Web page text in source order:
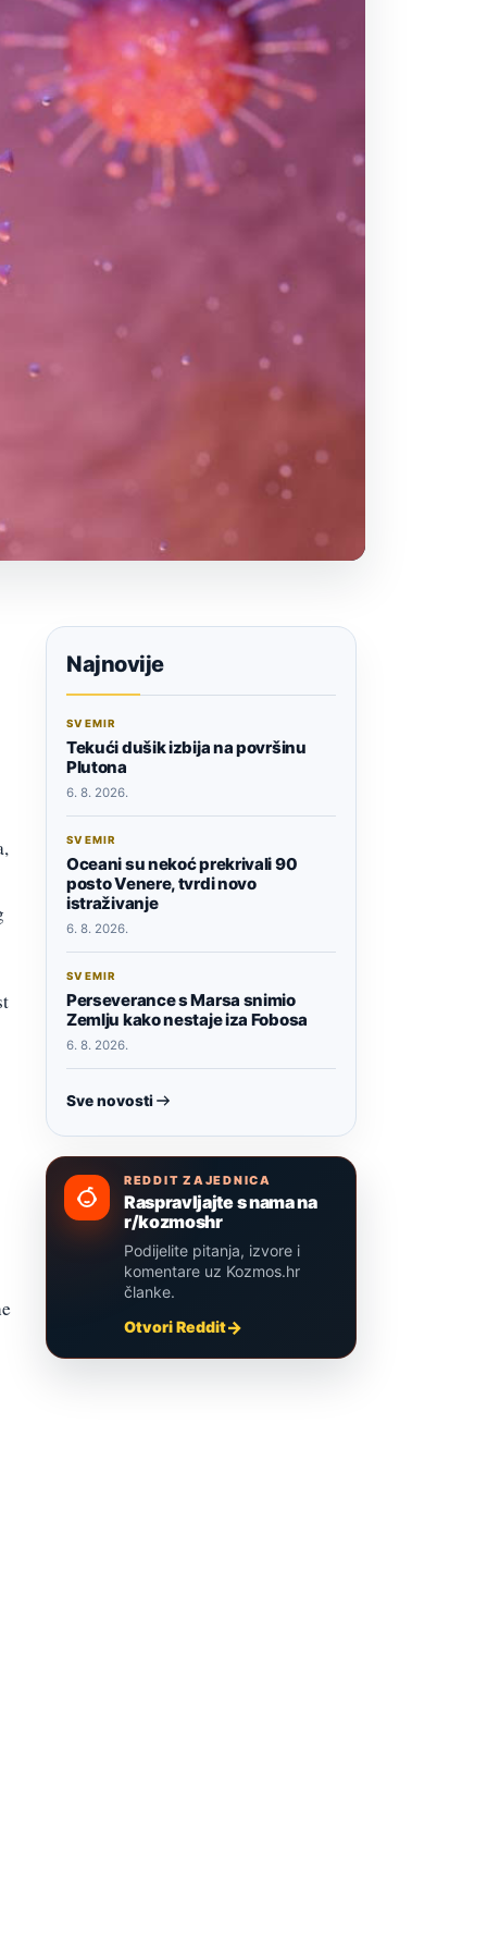
Najnovije
SVEMIR
Tekući dušik izbija na površinu
Plutona
6. 8. 2026.
SVEMIR
Oceani su nekoć prekrivali 90
posto Venere, tvrdi novo
istraživanje
6. 8. 2026.
SVEMIR
Perseverance s Marsa snimio
Zemlju kako nestaje iza Fobosa
6. 8. 2026.
Sve novosti
REDDIT ZAJEDNICA
Raspravljajte s nama na
r/kozmoshr
Podijelite pitanja, izvore i
komentare uz Kozmos.hr
članke.
Otvori Reddit